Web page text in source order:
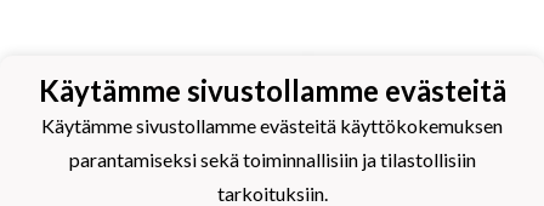
Käytämme sivustollamme evästeitä
Käytämme sivustollamme evästeitä käyttökokemuksen
parantamiseksi sekä toiminnallisiin ja tilastollisiin
tarkoituksiin.